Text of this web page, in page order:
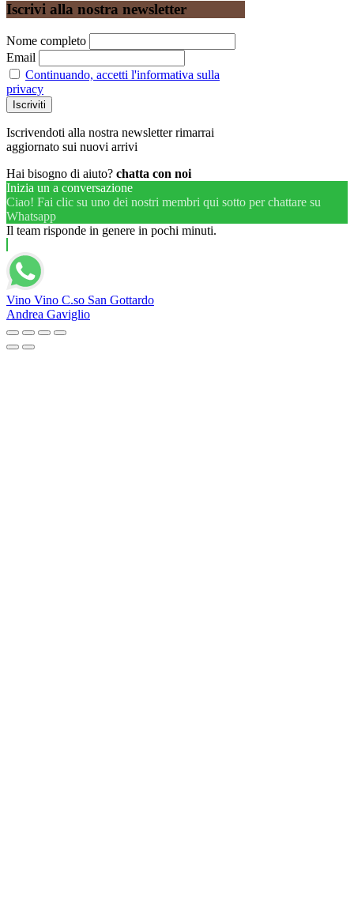
Iscrivi alla nostra newsletter
Nome completo
Email
Continuando, accetti l'informativa sulla
privacy
Iscrivendoti alla nostra newsletter rimarrai
aggiornato sui nuovi arrivi
Hai bisogno di aiuto? chatta con noi
Inizia un a conversazione
Ciao! Fai clic su uno dei nostri membri qui sotto per chattare su
Whatsapp
Il team risponde in genere in pochi minuti.
Vino Vino C.so San Gottardo
Andrea Gaviglio